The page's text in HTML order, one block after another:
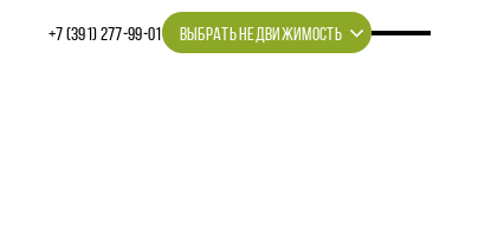
+7 (391) 277‒99‒01 ВЫБРАТЬ НЕДВИЖИМОСТЬ